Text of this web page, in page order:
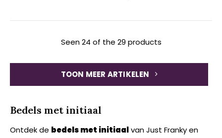
Seen 24 of the 29 products
TOON MEER ARTIKELEN
Bedels met initiaal
Ontdek de bedels met initiaalvan Just Franky en